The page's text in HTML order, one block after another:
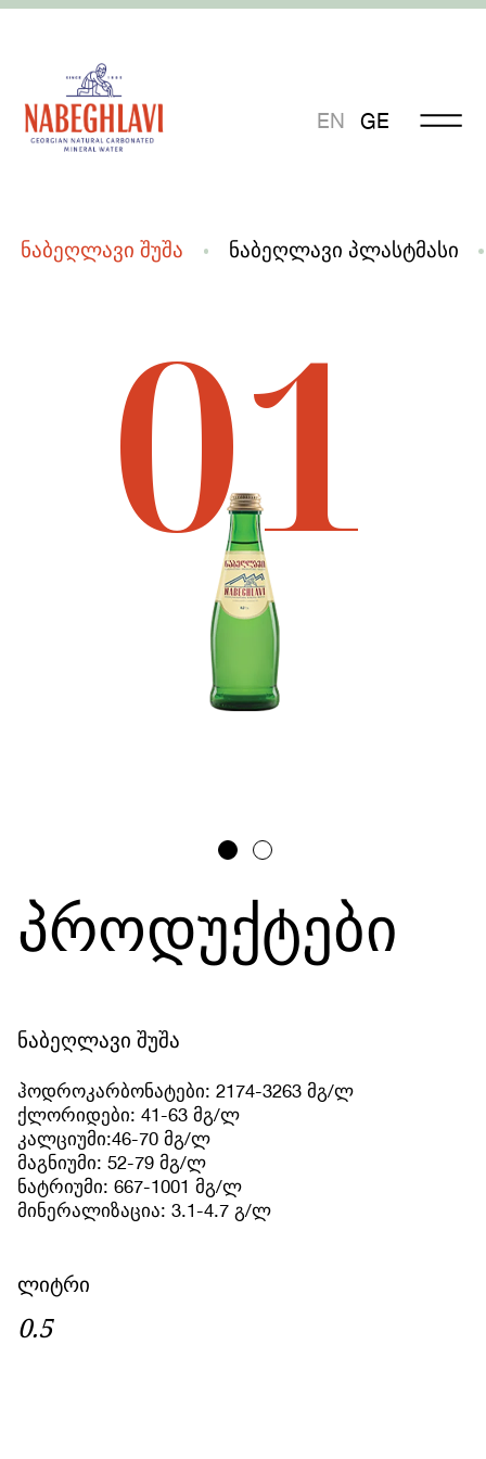
EN GE
ნაბეღლავი შუშა ნაბეღლავი პლასტმასი
01
პროდუქტები
ნაბეღლავი შუშა
ჰოდროკარბონატები: 2174-3263 მგ/ლ
ქლორიდები: 41-63 მგ/ლ
კალციუმი:46-70 მგ/ლ
მაგნიუმი: 52-79 მგ/ლ
ნატრიუმი: 667-1001 მგ/ლ
მინერალიზაცია: 3.1-4.7 გ/ლ
ლიტრი
0.5